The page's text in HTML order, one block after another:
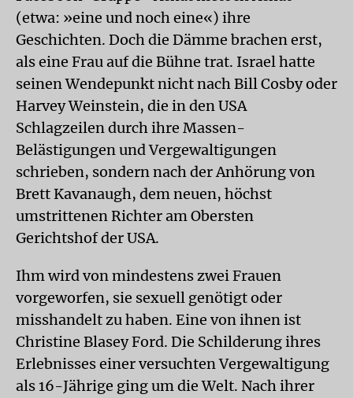
(etwa: »eine und noch eine«) ihre
Geschichten. Doch die Dämme brachen erst,
als eine Frau auf die Bühne trat. Israel hatte
seinen Wendepunkt nicht nach Bill Cosby oder
Harvey Weinstein, die in den USA
Schlagzeilen durch ihre Massen-
Belästigungen und Vergewaltigungen
schrieben, sondern nach der Anhörung von
Brett Kavanaugh, dem neuen, höchst
umstrittenen Richter am Obersten
Gerichtshof der USA.
Ihm wird von mindestens zwei Frauen
vorgeworfen, sie sexuell genötigt oder
misshandelt zu haben. Eine von ihnen ist
Christine Blasey Ford. Die Schilderung ihres
Erlebnisses einer versuchten Vergewaltigung
als 16-Jährige ging um die Welt. Nach ihrer